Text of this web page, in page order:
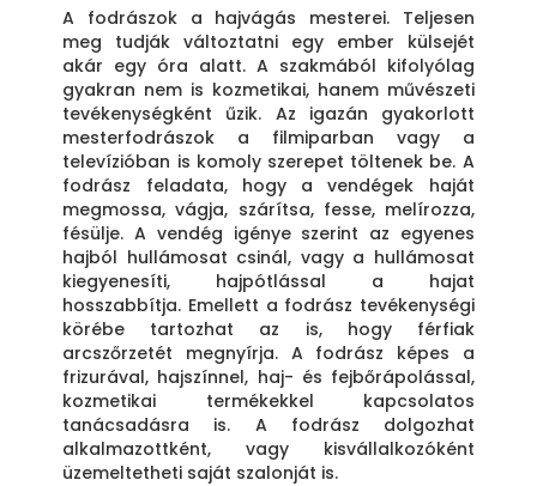
A fodrászok a hajvágás mesterei. Teljesen
meg tudják változtatni egy ember külsejét
akár egy óra alatt. A szakmából kifolyólag
gyakran nem is kozmetikai, hanem művészeti
tevékenységként űzik. Az igazán gyakorlott
mesterfodrászok a filmiparban vagy a
televízióban is komoly szerepet töltenek be. A
fodrász feladata, hogy a vendégek haját
megmossa, vágja, szárítsa, fesse, melírozza,
fésülje. A vendég igénye szerint az egyenes
hajból hullámosat csinál, vagy a hullámosat
kiegyenesíti, hajpótlással a hajat
hosszabbítja. Emellett a fodrász tevékenységi
körébe tartozhat az is, hogy férfiak
arcszőrzetét megnyírja. A fodrász képes a
frizurával, hajszínnel, haj- és fejbőrápolással,
kozmetikai termékekkel kapcsolatos
tanácsadásra is. A fodrász dolgozhat
alkalmazottként, vagy kisvállalkozóként
üzemeltetheti saját szalonját is.